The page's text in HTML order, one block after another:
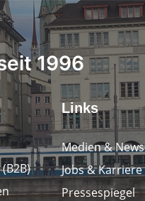
1996
Links
Medien & News
Jobs & Karriere
Pressespiegel